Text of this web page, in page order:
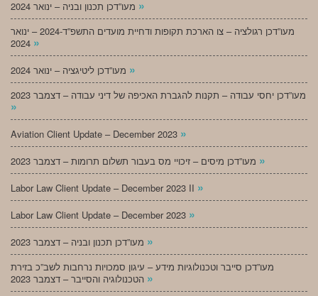
»
מעו”דכן רגולציה – צו הארכת תקופות ודחיית מועדים התשפ”ד-2024 – ינואר
»
»
מעו”דכן יחסי עבודה – תקנות להגברת האכיפה של דיני עבודה – דצמבר 2023
»
Aviation Client Update – December 2023 »
»
Labor Law Client Update – December 2023 II »
Labor Law Client Update – December 2023 »
»
מעו”דכן סייבר וטכנולוגיות מידע – עיגון סמכויות נרחבות לשב”כ בזירת
»